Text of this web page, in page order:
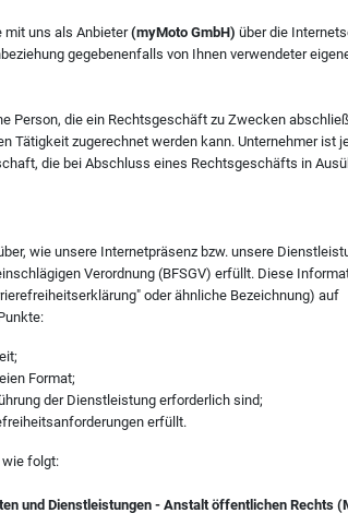
mit uns als Anbieter(myMoto GmbH) über die
gegebenenfalls von Ihnen verwendeter
Person, die ein Rechtsgeschäft zu Zwecken
Tätigkeit zugerechnet werden kann. Unternehmer ist
die bei Abschluss eines Rechtsgeschäfts in
wie unsere Internetpräsenz bzw. unsere
Verordnung (BFSGV) erfüllt. Diese
oder ähnliche Bezeichnung) auf
Format;
der Dienstleistung erforderlich sind;
erfüllt.
wie folgt:
und Dienstleistungen - Anstalt öffentlichen Rechts